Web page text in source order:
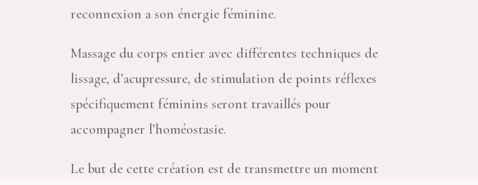
reconnexion a son énergie féminine.
Massage du corps entier avec différentes techniques de
lissage, d’acupressure, de stimulation de points réflexes
spécifiquement féminins seront travaillés pour
accompagner l’homéostasie.
Le but de cette création est de transmettre un moment